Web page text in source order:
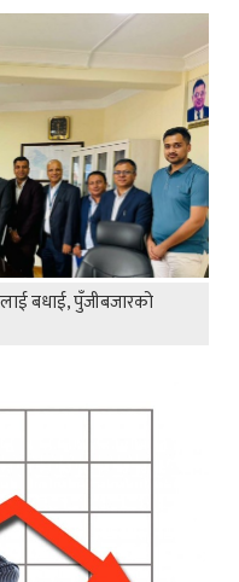
बधाई, पुँजीबजारको